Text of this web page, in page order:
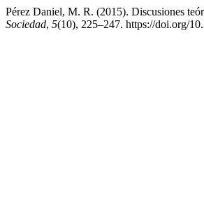
Pérez Daniel, M. R. (2015). Discusiones
Sociedad, 5(10), 225–247. https://doi.org/